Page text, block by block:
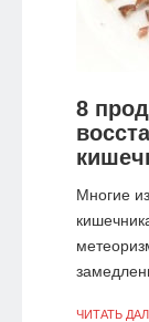
8
Многие
ЧИТАТЬ